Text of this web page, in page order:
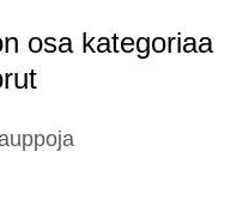
osa kategoriaa